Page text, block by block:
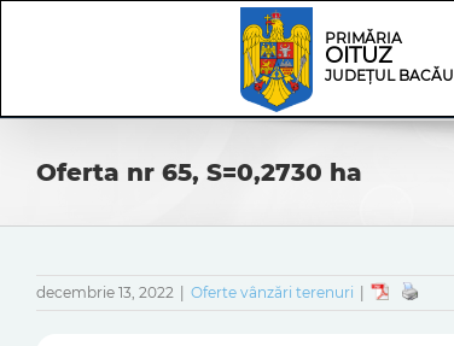
PRIMĂRIA
OITUZ
JUDEȚUL BACĂU
Oferta nr 65, S=0,2730 ha
decembrie 13, 2022 Oferte vânzări terenuri